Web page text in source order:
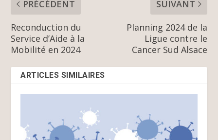
PRÉCÉDENT
Reconduction du
Service d’Aide à la
Mobilité en 2024
SUIVANT
Planning 2024 de la
Ligue contre le
Cancer Sud Alsace
ARTICLES SIMILAIRES